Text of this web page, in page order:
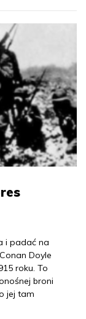
i padać na
Doyle
roku. To
broni
jej tam